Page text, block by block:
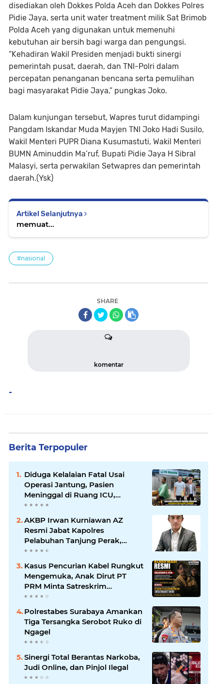
disediakan oleh Dokkes Polda Aceh dan Dokkes Polres
Pidie Jaya, serta unit water treatment milik Sat Brimob
Polda Aceh yang digunakan untuk memenuhi
kebutuhan air bersih bagi warga dan pengungsi.
“Kehadiran Wakil Presiden menjadi bukti sinergi
pemerintah pusat, daerah, dan TNI-Polri dalam
percepatan penanganan bencana serta pemulihan
bagi masyarakat Pidie Jaya,” pungkas Joko.
Dalam kunjungan tersebut, Wapres turut didampingi
Pangdam Iskandar Muda Mayjen TNI Joko Hadi Susilo,
Wakil Menteri PUPR Diana Kusumastuti, Wakil Menteri
BUMN Aminuddin Ma’ruf, Bupati Pidie Jaya H Sibral
Malasyi, serta perwakilan Setwapres dan pemerintah
daerah.(Ysk)
Artikel Selanjutnya
memuat...
#nasional
SHARE
komentar
-
Berita Terpopuler
Diduga Kelalaian Fatal Usai
Operasi Jantung, Pasien
Meninggal di Ruang ICU,
Keluarga Tuntut RSUD dr.
Jawab
AKBP Irwan Kurniawan AZ
Resmi Jabat Kapolres
Pelabuhan Tanjung Perak,
Pimpinan Redaksi
Sampaikan Ucapan Selamat
Kasus Pencurian Kabel Rungkut
Mengemuka, Anak Dirut PT
PRM Minta Satreskrim
Polrestabes Surabaya Usut
Polrestabes Surabaya Amankan
Tiga Tersangka Serobot Ruko di
Ngagel
Sinergi Total Berantas Narkoba,
Judi Online, dan Pinjol Ilegal